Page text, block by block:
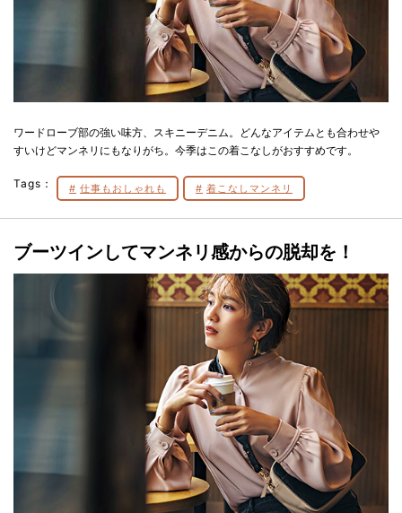
ワードローブ部の強い味方、スキニーデニム。どんなアイテムとも合わせや
すいけどマンネリにもなりがち。今季はこの着こなしがおすすめです。
Tags： 仕事もおしゃれも 着こなしマンネリ
ブーツインしてマンネリ感からの脱却を！